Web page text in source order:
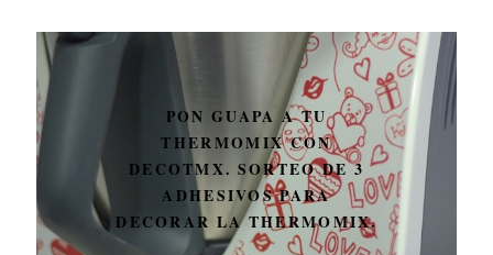
PON GUAPA A TU
THERMOMIX CON
DECOTMX. SORTEO DE 3
ADHESIVOS PARA
DECORAR LA THERMOMIX.